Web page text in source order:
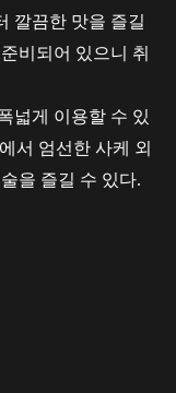
깔끔한 맛을 즐길
비되어 있으니 취
넓게 이용할 수 있
서 엄선한 사케 외
을 즐길 수 있다.